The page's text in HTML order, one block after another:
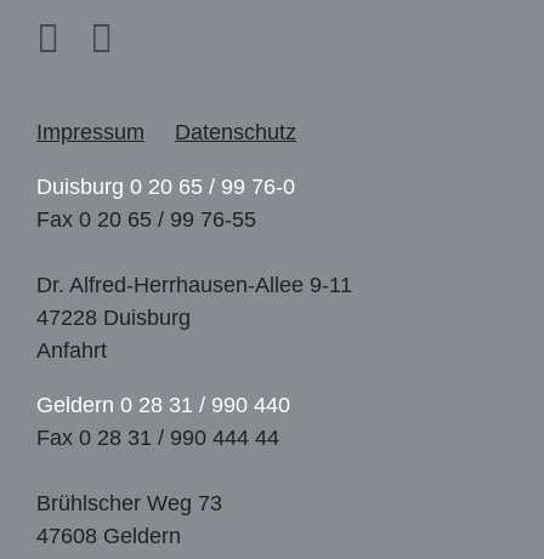
Impressum Datenschutz
Duisburg 0 20 65 / 99 76-0
Fax 0 20 65 / 99 76-55
Dr. Alfred-Herrhausen-Allee 9-11
47228 Duisburg
Anfahrt
Geldern 0 28 31 / 990 440
Fax 0 28 31 / 990 444 44
Brühlscher Weg 73
47608 Geldern